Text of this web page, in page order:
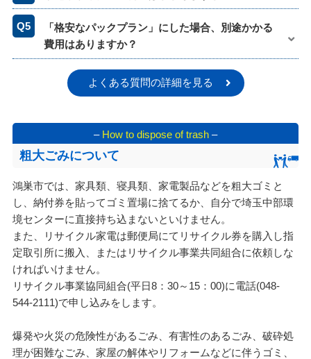
「格安なパックプラン」にした場合、別途かかる
費用はありますか？
よくある質問の詳細を見る
– How to dispose of trash –
粗大ごみについて
鴻巣市では、家具類、寝具類、家電製品などを粗大ゴミと
し、納付券を貼ってゴミ置場に捨てるか、自分で埼玉中部環
境センターに直接持ち込まないといけません。
また、リサイクル家電は郵便局にてリサイクル券を購入し指
定取引所に搬入、またはリサイクル事業共同組合に依頼しな
ければいけません。
リサイクル事業協同組合(平日8：30～15：00)に電話(048-
544-2111)で申し込みをします。
爆発や火災の危険性があるごみ、有害性のあるごみ、破砕処
理が困難なごみ、家屋の解体やリフォームなどに伴うゴミ、